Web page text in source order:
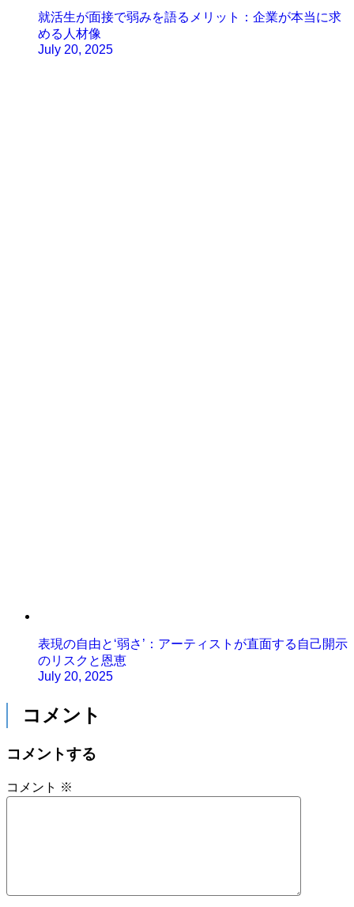
就活生が面接で弱みを語るメリット：企業が本当に求
める人材像
July 20, 2025
表現の自由と‘弱さ’：アーティストが直面する自己開示
のリスクと恩恵
July 20, 2025
コメント
コメントする
コメント ※